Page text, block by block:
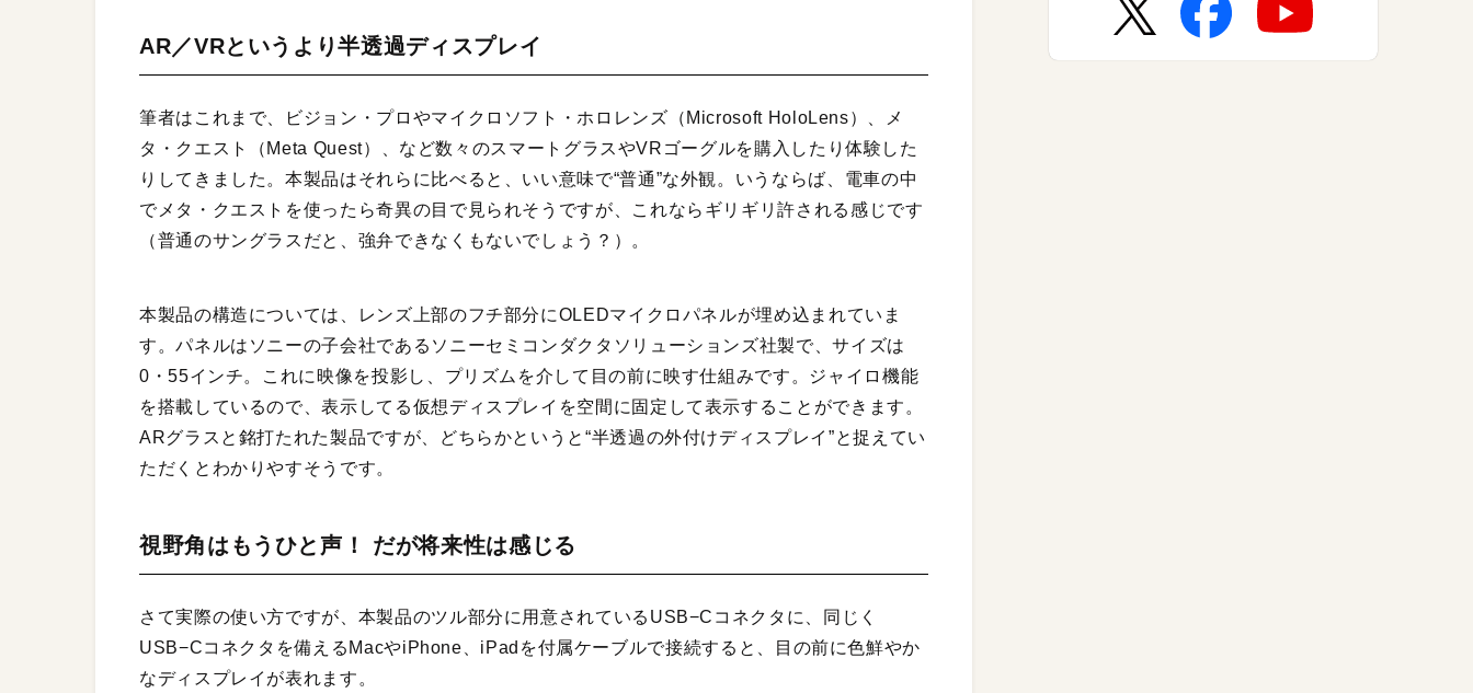
AR／VRというより半透過ディスプレイ
筆者はこれまで、ビジョン・プロやマイクロソフト・ホロレンズ（Microsoft HoloLens）、メ
タ・クエスト（Meta Quest）、など数々のスマートグラスやVRゴーグルを購入したり体験した
りしてきました。本製品はそれらに比べると、いい意味で“普通”な外観。いうならば、電車の中
でメタ・クエストを使ったら奇異の目で見られそうですが、これならギリギリ許される感じです
（普通のサングラスだと、強弁できなくもないでしょう？）。
本製品の構造については、レンズ上部のフチ部分にOLEDマイクロパネルが埋め込まれていま
す。パネルはソニーの子会社であるソニーセミコンダクタソリューションズ社製で、サイズは
0・55インチ。これに映像を投影し、プリズムを介して目の前に映す仕組みです。ジャイロ機能
を搭載しているので、表示してる仮想ディスプレイを空間に固定して表示することができます。
ARグラスと銘打たれた製品ですが、どちらかというと“半透過の外付けディスプレイ”と捉えてい
ただくとわかりやすそうです。
視野角はもうひと声！ だが将来性は感じる
さて実際の使い方ですが、本製品のツル部分に用意されているUSB−Cコネクタに、同じく
USB−Cコネクタを備えるMacやiPhone、iPadを付属ケーブルで接続すると、目の前に色鮮やか
なディスプレイが表れます。